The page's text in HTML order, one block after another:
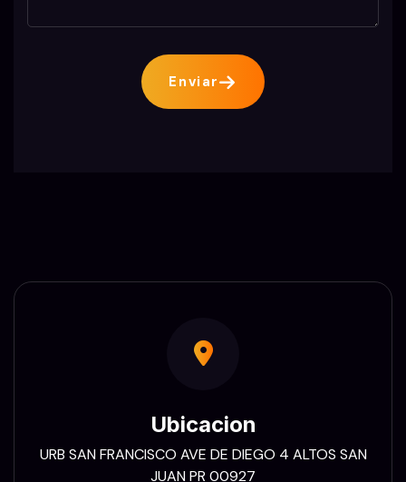
Enviar
Ubicacion
URB SAN FRANCISCO AVE DE DIEGO 4 ALTOS SAN
JUAN PR 00927